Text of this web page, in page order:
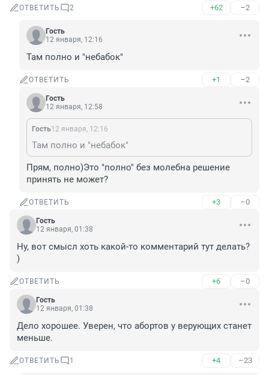
ОТВЕТИТЬ 2 +62 –2
Гость
12 января, 12:16
Там полно и "небабок"
ОТВЕТИТЬ +1 –2
Гость
12 января, 12:58
Гость12 января, 12:16
Там полно и "небабок"
Прям, полно)Это "полно" без молебна решение
принять не может?
ОТВЕТИТЬ +3 –0
Гость
12 января, 01:38
Ну, вот смысл хоть какой-то комментарий тут делать?
)
ОТВЕТИТЬ +6 –0
Гость
12 января, 01:38
Дело хорошее. Уверен, что абортов у верующих станет
меньше.
ОТВЕТИТЬ 1 +4 –23